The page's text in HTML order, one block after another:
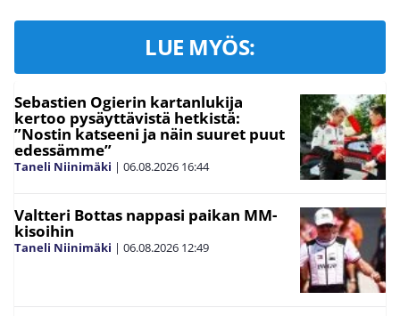
LUE MYÖS:
Sebastien Ogierin kartanlukija
kertoo pysäyttävistä hetkistä:
”Nostin katseeni ja näin suuret puut
edessämme”
Taneli Niinimäki | 06.08.2026 16:44
Valtteri Bottas nappasi paikan MM-
kisoihin
Taneli Niinimäki | 06.08.2026 12:49